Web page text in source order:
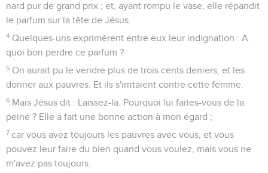
nard pur de grand prix ; et, ayant rompu le vase, elle répandit
le parfum sur la tête de Jésus.
4 Quelques-uns exprimèrent entre eux leur indignation : A
quoi bon perdre ce parfum ?
5 On aurait pu le vendre plus de trois cents deniers, et les
donner aux pauvres. Et ils s'irritaient contre cette femme.
6 Mais Jésus dit : Laissez-la. Pourquoi lui faites-vous de la
peine ? Elle a fait une bonne action à mon égard ;
7 car vous avez toujours les pauvres avec vous, et vous
pouvez leur faire du bien quand vous voulez, mais vous ne
m'avez pas toujours.